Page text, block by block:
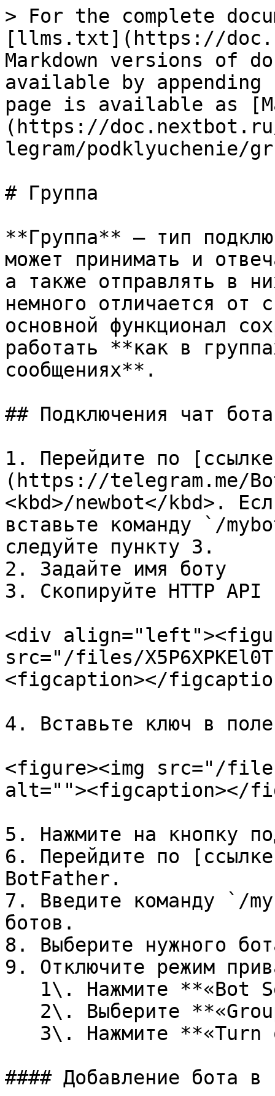
> For the complete
[llms.txt](https://
Markdown versions of
available by
page is available as
(https://
legram/podklyuchenie/
# Группа
**Группа** — тип
может принимать и
а также отправлять в
немного отличается от
основной функционал
работать **как в
сообщениях**.
## Подключения чат
1. Перейдите по
(https://telegram.me/
<kbd>/newbot</kbd>.
вставьте команду `/
следуйте пункту 3.
2. Задайте имя боту
3. Скопируйте HTTP API
<div
src="/files/
<figcaption></
4. Вставьте ключ в
<figure><img src="/files/
alt=""><figcaption></
5. Нажмите на кнопку
6. Перейдите по
BotFather.
7. Введите команду `/
ботов.
8. Выберите нужного
9. Отключите режим
#### Добавление бота в